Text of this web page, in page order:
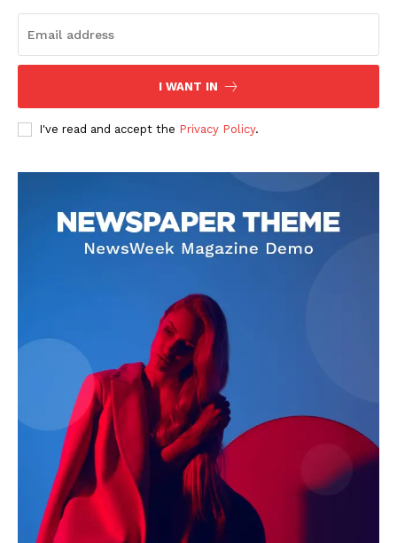
I WANT IN
I've read and accept the Privacy Policy.